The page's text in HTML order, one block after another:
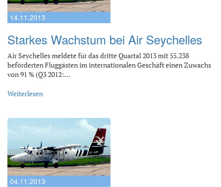
14.11.2013
Starkes Wachstum bei Air Seychelles
Air Seychelles meldete für das dritte Quartal 2013 mit 55.238
beförderten Fluggästen im internationalen Geschäft einen Zuwachs
von 91 % (Q3 2012:…
Weiterlesen
04.11.2013